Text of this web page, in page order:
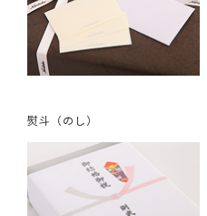
熨斗（のし）